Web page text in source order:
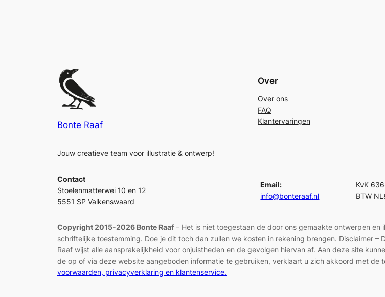
Bonte Raaf
Jouw creatieve team voor illustratie & ontwerp!
Over
Over ons
FAQ
Klantervaringen
Contact
Stoelenmatterwei 10 en 12
5551 SP Valkenswaard
Email:
info@bonteraaf.nl
KvK
BTW
Copyright 2015-2026 Bonte Raaf – Het is niet toegestaan de door ons gemaakte ontwerpen
schriftelijke toestemming. Doe je dit toch dan zullen we kosten in rekening brengen. Disclaimer
Raaf wijst alle aansprakelijkheid voor onjuistheden en de gevolgen hiervan af. Aan deze site
de op of via deze website aangeboden informatie te gebruiken, verklaart u zich akkoord met de
voorwaarden, privacyverklaring en klantenservice.